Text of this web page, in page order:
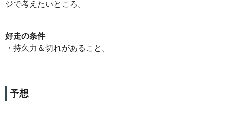
ジで考えたいところ。
好走の条件
・持久力＆切れがあること。
予想